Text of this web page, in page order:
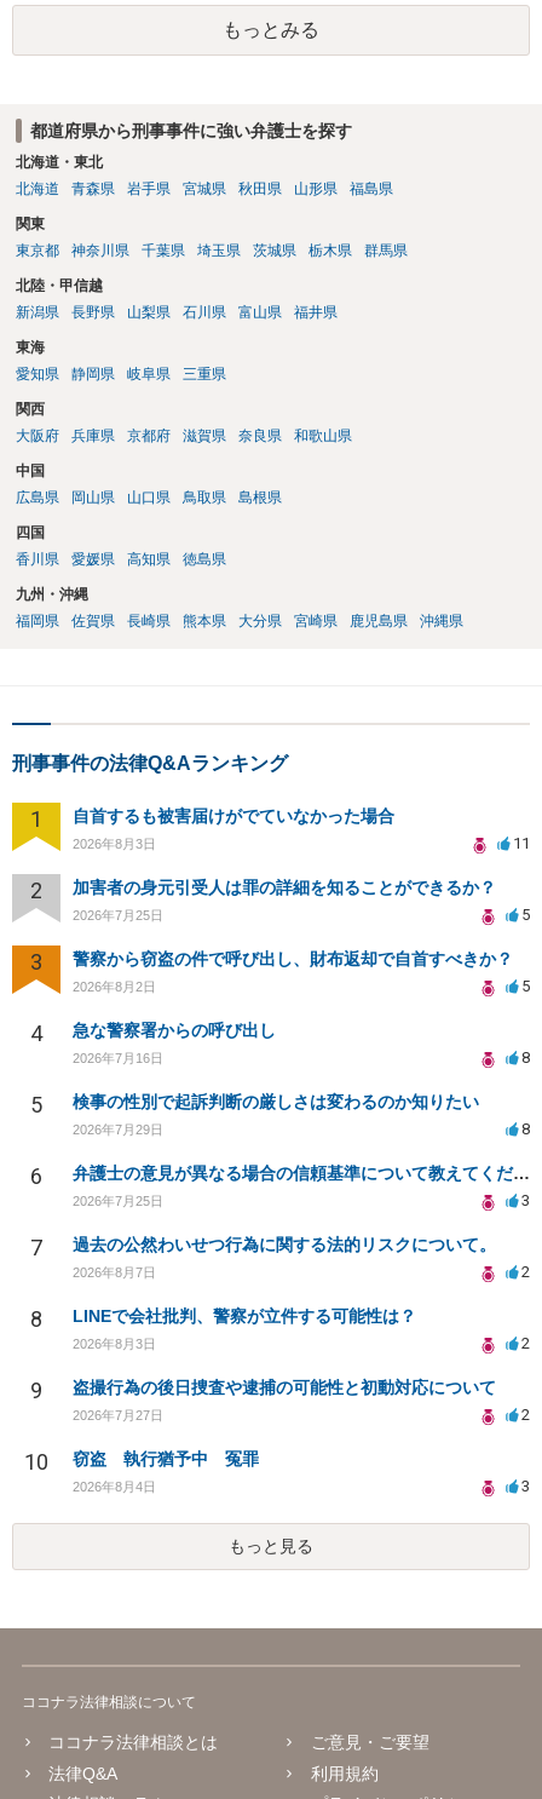
もっとみる
都道府県から刑事事件に強い弁護士を探す
北海道・東北
北海道
青森県 岩手県 宮城県 秋田県 山形県 福島県
関東
東京都
神奈川県 千葉県 埼玉県 茨城県 栃木県 群馬県
北陸・甲信越
新潟県
長野県 山梨県 石川県 富山県 福井県
東海
愛知県
静岡県 岐阜県 三重県
関西
大阪府
兵庫県 京都府 滋賀県 奈良県 和歌山県
中国
広島県
岡山県 山口県 鳥取県 島根県
四国
香川県
愛媛県 高知県 徳島県
九州・沖縄
福岡県
佐賀県 長崎県 熊本県 大分県 宮崎県 鹿児島県 沖縄県
刑事事件の法律Q&Aランキング
1 自首するも被害届けがでていなかった場合
2026年8月3日 11
2 加害者の身元引受人は罪の詳細を知ることができるか？
2026年7月25日 5
3 警察から窃盗の件で呼び出し、財布返却で自首すべきか？
2026年8月2日 5
4 急な警察署からの呼び出し
2026年7月16日 8
5 検事の性別で起訴判断の厳しさは変わるのか知りたい
2026年7月29日 8
6 弁護士の意見が異なる場合の信頼基準について教えてください
2026年7月25日 3
7 過去の公然わいせつ行為に関する法的リスクについて。
2026年8月7日 2
8 LINEで会社批判、警察が立件する可能性は？
2026年8月3日 2
9 盗撮行為の後日捜査や逮捕の可能性と初動対応について
2026年7月27日 2
10 窃盗 執行猶予中 冤罪
2026年8月4日 3
もっと見る
ココナラ法律相談について
ココナラ法律相談とは
法律Q&A
ご意見・ご要望
利用規約